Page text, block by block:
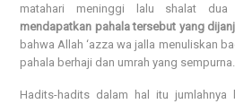
matahari meninggi lalu shalat dua
mendapatkan pahala tersebut yang
bahwa Allah ‘azza wa jalla menuliskan
pahala berhaji dan umrah yang sempurna.
Hadits-hadits dalam hal itu jumlahnya